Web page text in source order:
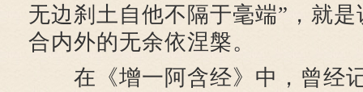
无边刹土自他不隔于毫端”，就
合内外的无余依涅槃。
在《增一阿含经》中，曾经